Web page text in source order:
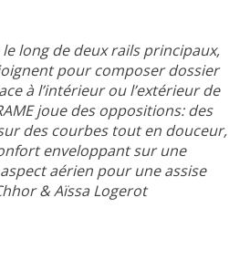
le long de deux rails principaux,
pour composer dossier
à l’intérieur ou l’extérieur de
joue des oppositions: des
des courbes tout en douceur,
enveloppant sur une
aérien pour une assise
& Aïssa Logerot